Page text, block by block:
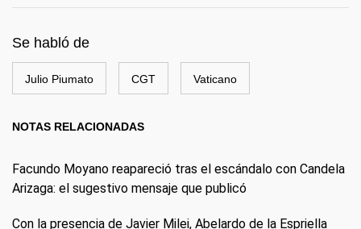
Se habló de
Julio Piumato CGT Vaticano
NOTAS RELACIONADAS
Facundo Moyano reapareció tras el escándalo con Candela
Arizaga: el sugestivo mensaje que publicó
Con la presencia de Javier Milei, Abelardo de la Espriella